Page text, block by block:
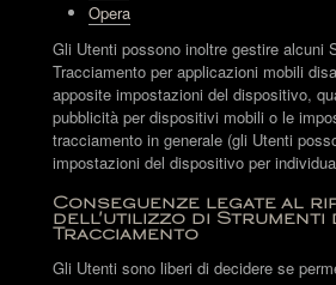
Opera
Gli Utenti possono inoltre gestire alcuni
Tracciamento per applicazioni mobili
apposite impostazioni del dispositivo,
pubblicità per dispositivi mobili o le
tracciamento in generale (gli Utenti
impostazioni del dispositivo per
Conseguenze legate al
dell'utilizzo di Strumenti
Tracciamento
Gli Utenti sono liberi di decidere se